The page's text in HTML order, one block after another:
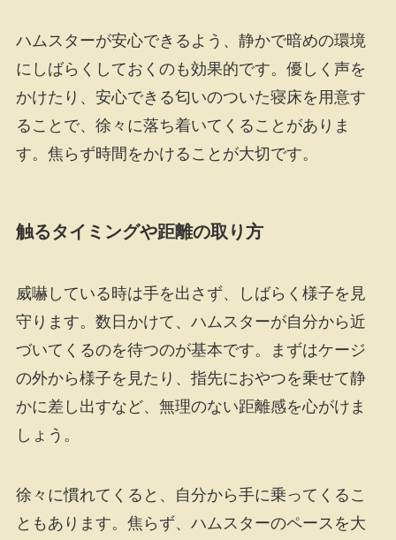
ハムスターが安心できるよう、静かで暗めの環境
にしばらくしておくのも効果的です。優しく声を
かけたり、安心できる匂いのついた寝床を用意す
ることで、徐々に落ち着いてくることがありま
す。焦らず時間をかけることが大切です。
触るタイミングや距離の取り方
威嚇している時は手を出さず、しばらく様子を見
守ります。数日かけて、ハムスターが自分から近
づいてくるのを待つのが基本です。まずはケージ
の外から様子を見たり、指先におやつを乗せて静
かに差し出すなど、無理のない距離感を心がけま
しょう。
徐々に慣れてくると、自分から手に乗ってくるこ
ともあります。焦らず、ハムスターのペースを大